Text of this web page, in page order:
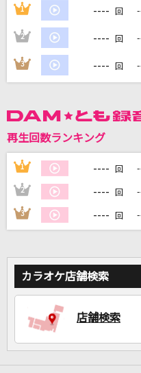
カラオケ最
1 ---- 回
2 ---- 回
3 ---- 回
再生回数ランキング
1 ---- 回
2 ---- 回
3 ---- 回
カラオケ店舗検索
店舗検索